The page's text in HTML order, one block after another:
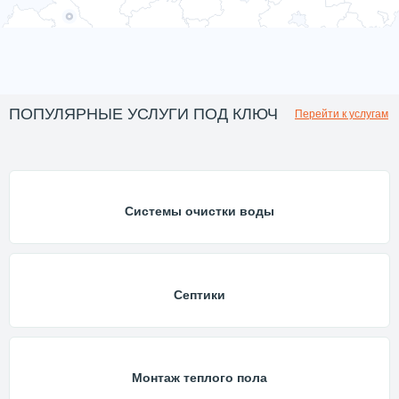
ПОПУЛЯРНЫЕ УСЛУГИ ПОД КЛЮЧ Перейти к услугам
Системы очистки воды
Септики
Монтаж теплого пола